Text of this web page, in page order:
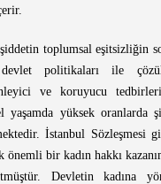
toplumsal eşitsizliğin
politikaları ile
ve koruyucu
yaşamda yüksek oranlarda
İstanbul Sözleşmesi
önemli bir kadın hakkı
Devletin kadına